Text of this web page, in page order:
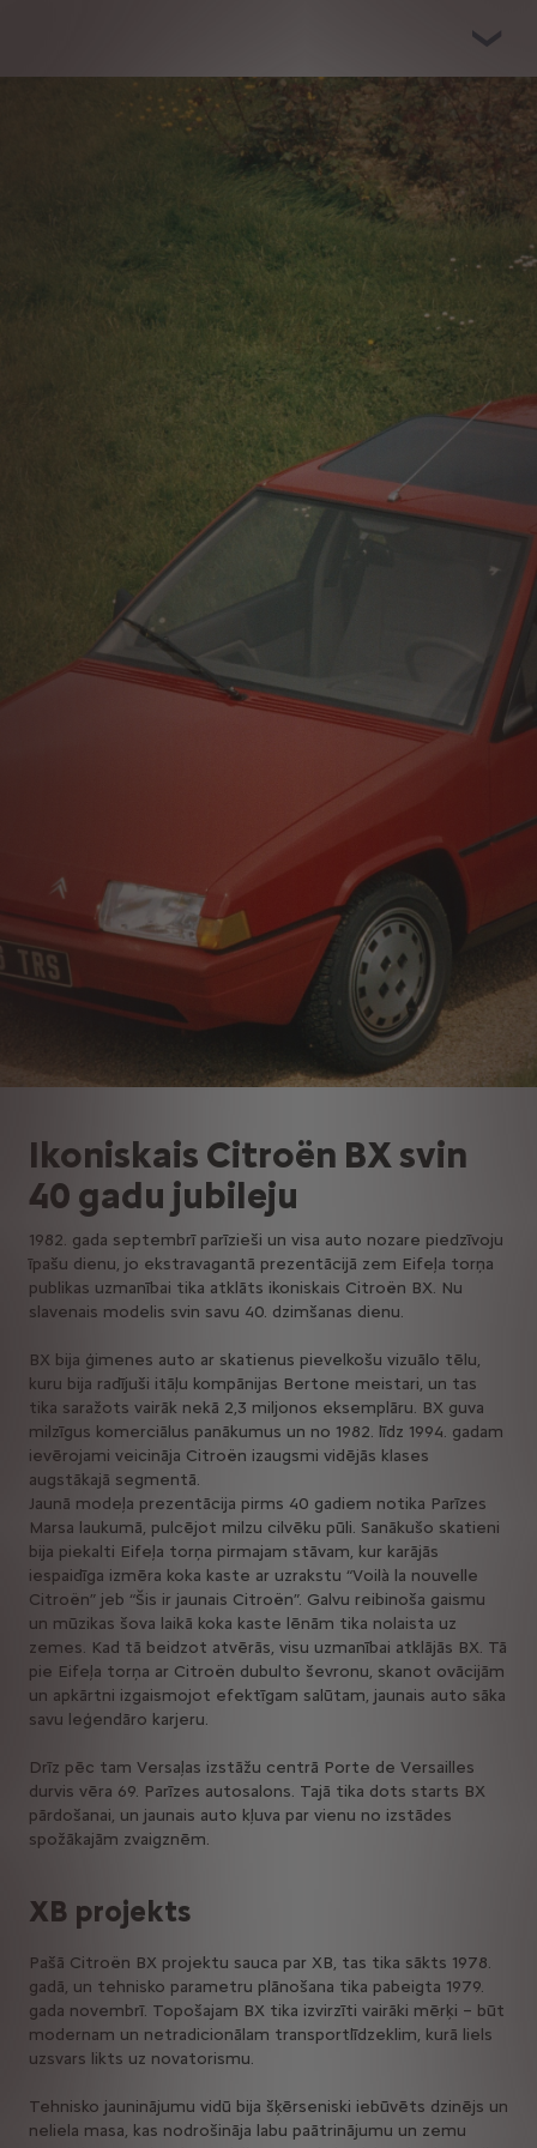
Ikoniskais Citroën BX svin
40 gadu jubileju
1982. gada septembrī parīzieši un visa auto nozare piedzīvoju
īpašu dienu, jo ekstravagantā prezentācijā zem Eifeļa torņa
publikas uzmanībai tika atklāts ikoniskais Citroën BX. Nu
slavenais modelis svin savu 40. dzimšanas dienu.
BX bija ģimenes auto ar skatienus pievelkošu vizuālo tēlu,
kuru bija radījuši itāļu kompānijas Bertone meistari, un tas
tika saražots vairāk nekā 2,3 miljonos eksemplāru. BX guva
milzīgus komerciālus panākumus un no 1982. līdz 1994. gadam
ievērojami veicināja Citroën izaugsmi vidējās klases
augstākajā segmentā.
Jaunā modeļa prezentācija pirms 40 gadiem notika Parīzes
Marsa laukumā, pulcējot milzu cilvēku pūli. Sanākušo skatieni
bija piekalti Eifeļa torņa pirmajam stāvam, kur karājās
iespaidīga izmēra koka kaste ar uzrakstu “Voilà la nouvelle
Citroën” jeb “Šis ir jaunais Citroën”. Galvu reibinoša gaismu
un mūzikas šova laikā koka kaste lēnām tika nolaista uz
zemes. Kad tā beidzot atvērās, visu uzmanībai atklājās BX. Tā
pie Eifeļa torņa ar Citroën dubulto ševronu, skanot ovācijām
un apkārtni izgaismojot efektīgam salūtam, jaunais auto sāka
savu leģendāro karjeru.
Drīz pēc tam Versaļas izstāžu centrā Porte de Versailles
durvis vēra 69. Parīzes autosalons. Tajā tika dots starts BX
pārdošanai, un jaunais auto kļuva par vienu no izstādes
spožākajām zvaigznēm.
XB projekts
Pašā Citroën BX projektu sauca par XB, tas tika sākts 1978.
gadā, un tehnisko parametru plānošana tika pabeigta 1979.
gada novembrī. Topošajam BX tika izvirzīti vairāki mērķi – būt
modernam un netradicionālam transportlīdzeklim, kurā liels
uzsvars likts uz novatorismu.
Tehnisko jauninājumu vidū bija šķērseniski iebūvēts dzinējs un
neliela masa, kas nodrošināja labu paātrinājumu un zemu